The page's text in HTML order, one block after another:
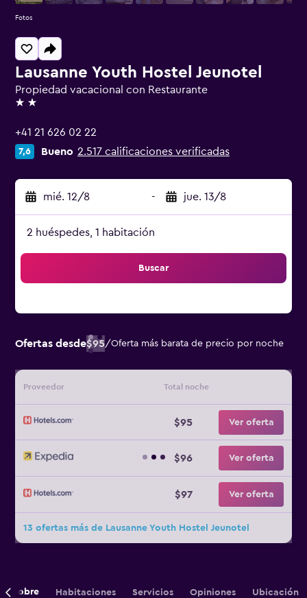
Lausanne Youth Hostel Jeunotel
Propiedad vacacional con Restaurante
2 estrellas
+41 21 626 02 22
7,6 Bueno 2.517 calificaciones verificadas
mié. 12/8 - jue. 13/8
2 huéspedes, 1 habitación
Buscar
Ofertas desde$95/Oferta más barata de precio por noche
Proveedor Total noche
$95 Ver oferta
$96 Ver oferta
$97 Ver oferta
13 ofertas más de Lausanne Youth Hostel Jeunotel
Fotos
Sobre Habitaciones Servicios Opiniones Ubicación